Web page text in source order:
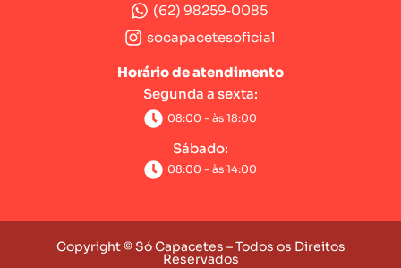
(62) 98259‑0085‬
socapacetesoficial
Horário de atendimento
Segunda a sexta:
08:00 - às 18:00
Sábado:
08:00 - às 14:00
Copyright © Só Capacetes – Todos os Direitos
Reservados